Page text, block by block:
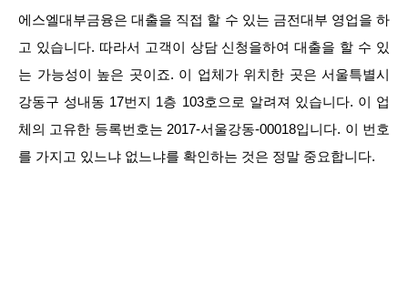
에스엘대부금융은 대출을 직접 할 수 있는 금전대부 영업을 하
고 있습니다. 따라서 고객이 상담 신청을하여 대출을 할 수 있
는 가능성이 높은 곳이죠. 이 업체가 위치한 곳은 서울특별시
강동구 성내동 17번지 1층 103호으로 알려져 있습니다. 이 업
체의 고유한 등록번호는 2017-서울강동-00018입니다. 이 번호
를 가지고 있느냐 없느냐를 확인하는 것은 정말 중요합니다.